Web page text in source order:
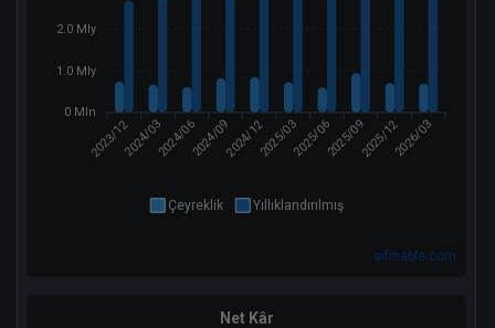
2.0 Mly
1.0 Mly
0 Mln
2023/122024/032024/062024/092024/122025/032025/062025/092025/122026/03
Çeyreklik Yıllıklandırılmış
aifinable.com
Net Kâr